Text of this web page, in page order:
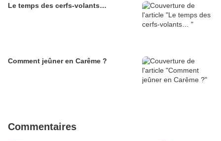
Le temps des cerfs-volants…
Comment jeûner en Carême ?
Commentaires